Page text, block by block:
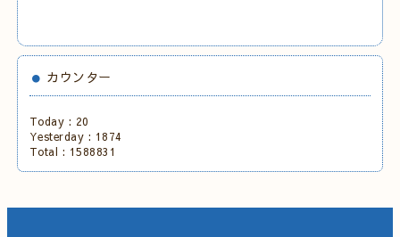
カウンター
Today : 20
Yesterday : 1874
Total : 1588831